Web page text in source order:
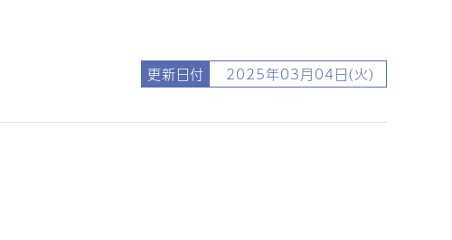
更新日付 2025年03月04日(火)